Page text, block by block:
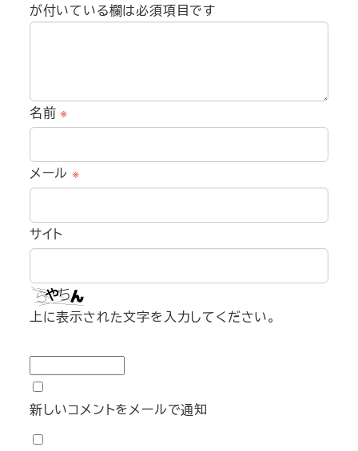
が付いている欄は必須項目です
名前※
メール ※
サイト
上に表示された文字を入力してください。
新しいコメントをメールで通知